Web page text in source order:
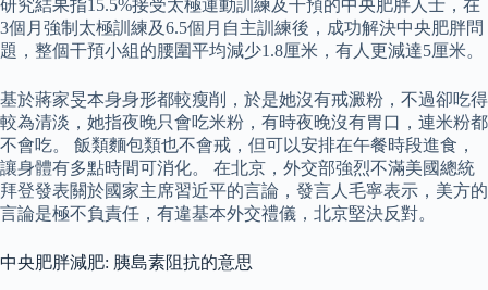
研究結果指15.5%接受太極運動訓練及干預的中央肥胖人士，在
3個月強制太極訓練及6.5個月自主訓練後，成功解決中央肥胖問
題，整個干預小組的腰圍平均減少1.8厘米，有人更減達5厘米。
基於蔣家旻本身身形都較瘦削，於是她沒有戒澱粉，不過卻吃得
較為清淡，她指夜晚只會吃米粉，有時夜晚沒有胃口，連米粉都
不會吃。 飯類麵包類也不會戒，但可以安排在午餐時段進食，
讓身體有多點時間可消化。 在北京，外交部強烈不滿美國總統
拜登發表關於國家主席習近平的言論，發言人毛寧表示，美方的
言論是極不負責任，有違基本外交禮儀，北京堅決反對。
中央肥胖減肥: 胰島素阻抗的意思